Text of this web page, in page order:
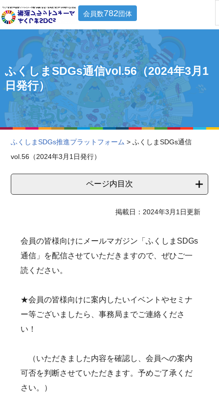
会員数782団体
ふくしまSDGs通信vol.56（2024年3月1
日発行）
ふくしまSDGs推進プラットフォーム > ふくしまSDGs通信
vol.56（2024年3月1日発行）
ページ内目次
掲載日：2024年3月1日更新
会員の皆様向けにメールマガジン「ふくしまSDGs
通信」を配信させていただきますので、ぜひご一
読ください。
★会員の皆様向けに案内したいイベントやセミナ
ー等ございましたら、事務局までご連絡くださ
い！
（いただきました内容を確認し、会員への案内
可否を判断させていただきます。予めご了承くだ
さい。）